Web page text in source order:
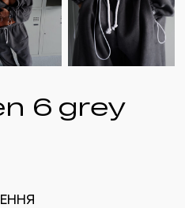
6 grey